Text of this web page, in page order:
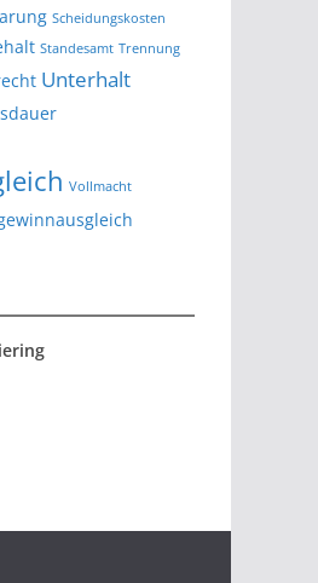
Scheidungskosten
Standesamt Trennung
Unterhalt
Vollmacht